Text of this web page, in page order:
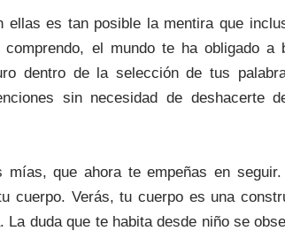
es tan posible la mentira que
el mundo te ha obligado a
dentro de la selección de tus
sin necesidad de deshacerte
que ahora te empeñas en
cuerpo. Verás, tu cuerpo es una
duda que te habita desde niño se